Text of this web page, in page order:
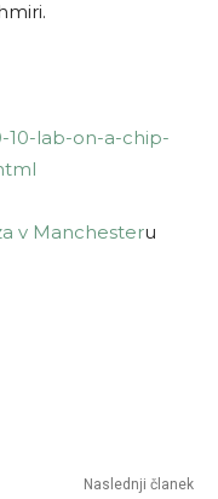
10-lab-on-a-chip-
v Manchesteru
Naslednji članek